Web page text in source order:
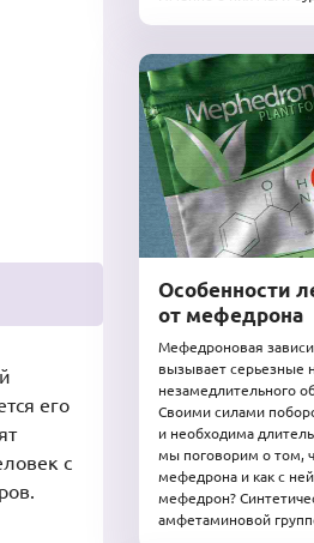
его
с
Особенности
от мефедрона
Мефедроновая
вызывает серьезные
незамедлительного
Своими силами
и необходима
мы поговорим о том,
мефедрона и как с
мефедрон?
амфетаминовой